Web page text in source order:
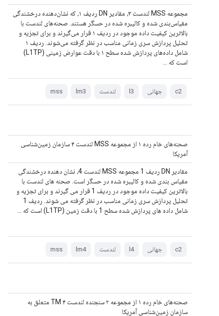
مجموعه MSS لندست ۳، مقادیر DN ردیف ۱، که نشان‌دهنده درخشندگی
مقیاس‌بندی شده و کالیبره شده در حسگر هستند. صحنه‌های لندست با
بالاترین کیفیت داده موجود در ردیف ۱ قرار می‌گیرند و برای تجزیه و
تحلیل پردازش سری زمانی مناسب در نظر گرفته می‌شوند. ردیف ۱
شامل داده‌های پردازش شده سطح ۱ با دقت عوارض زمینی (L1TP)
است که ...
c2 جهانی l3 لندست lm3
mss
صحنه‌های خام رده ۱ از مجموعه MSS لندست ۴ سازمان زمین‌شناسی
آمریکا
مقادیر DN ردیف 1 مجموعه MSS لندست 4، نشان دهنده درخشندگی
مقیاس بندی شده و کالیبره شده در حسگر است. صحنه های لندست با
بالاترین کیفیت داده موجود در ردیف 1 قرار می گیرند و برای تجزیه و
تحلیل پردازش سری زمانی مناسب در نظر گرفته می شوند. ردیف 1
شامل داده های پردازش شده سطح 1 با دقت زمین (L1TP) است که ...
c2 جهانی l4 لندست lm4
mss
صحنه‌های خام رده ۱ از مجموعه ۲ سنجنده لندست ۴ TM متعلق به
سازمان زمین‌شناسی آمریکا